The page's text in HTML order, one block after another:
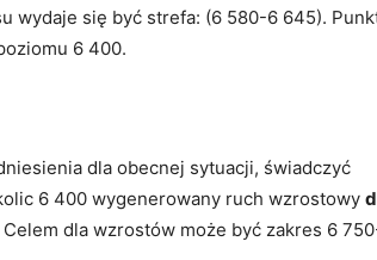
wydaje się być strefa: (6 580-6 645).
6 400.
dla obecnej sytuacji, świadczyć
6 400 wygenerowany ruch wzrostowy
dla wzrostów może być zakres 6